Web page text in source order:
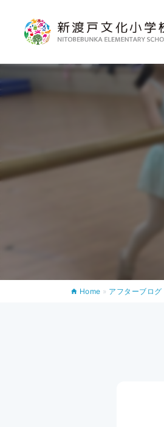
Home » アフターブログ